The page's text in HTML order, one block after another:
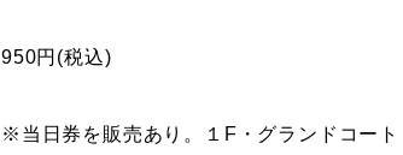
950円(税込)
※当日券を販売あり。１F・グランドコート